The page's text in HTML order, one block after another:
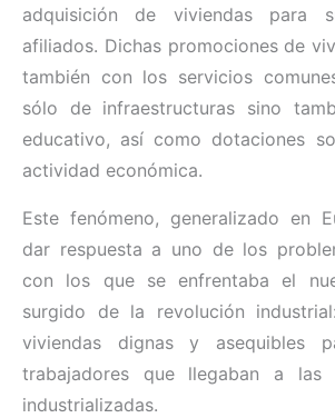
adquisición de viviendas para
afiliados. Dichas promociones de
también con los servicios
sólo de infraestructuras sino
educativo, así como dotaciones
actividad económica.
Este fenómeno, generalizado en
dar respuesta a uno de los
con los que se enfrentaba el
surgido de la revolución
viviendas dignas y asequibles
trabajadores que llegaban a las
industrializadas.